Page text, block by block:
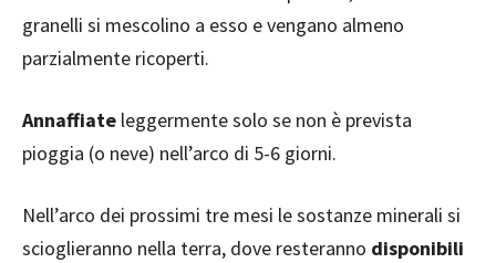
granelli si mescolino a esso e vengano almeno
parzialmente ricoperti.
Annaffiate leggermente solo se non è prevista
pioggia (o neve) nell’arco di 5-6 giorni.
Nell’arco dei prossimi tre mesi le sostanze minerali si
scioglieranno nella terra, dove resteranno disponibili